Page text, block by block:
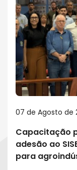
07 de Agosto de
Capacitação
adesão ao
para